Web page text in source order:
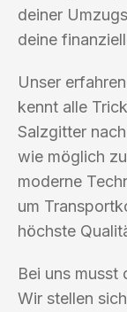
deiner
deine
Unser
kennt alle
Salzgitter
wie möglich
moderne
um
höchste
Bei uns musst
Wir stellen